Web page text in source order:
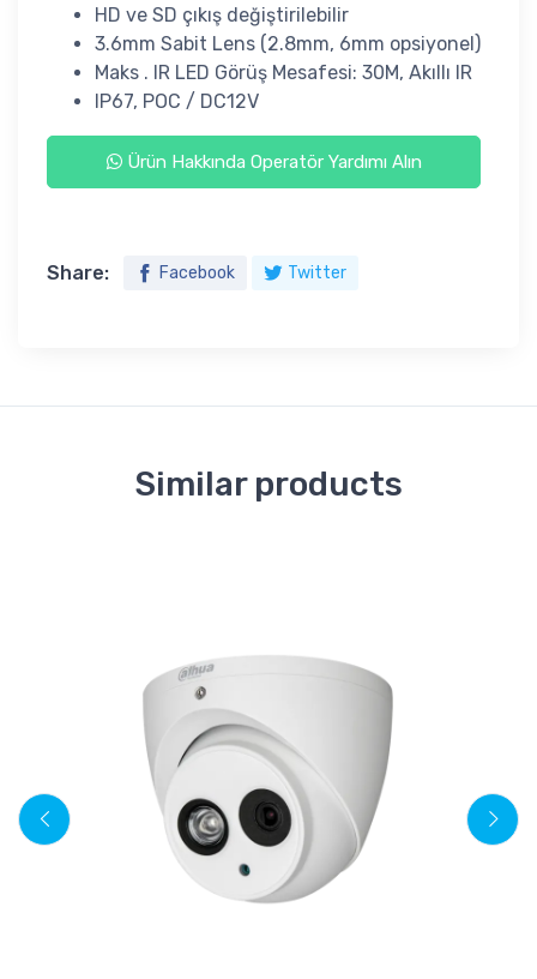
HD ve SD çıkış değiştirilebilir
3.6mm Sabit Lens (2.8mm, 6mm opsiyonel)
Maks . IR LED Görüş Mesafesi: 30M, Akıllı IR
IP67, POC / DC12V
Ürün Hakkında Operatör Yardımı Alın
Share: Facebook Twitter
Similar products